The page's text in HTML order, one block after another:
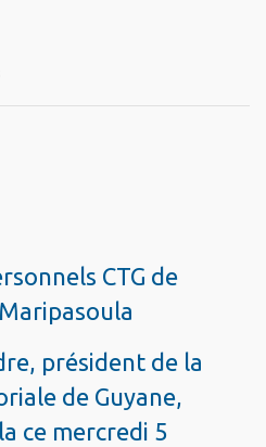
CTG de
président de la
de Guyane,
ce mercredi 5